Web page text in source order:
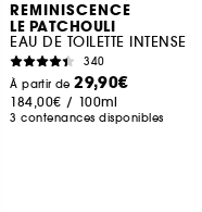
REMINISCENCE
LE PATCHOULI
EAU DE TOILETTE INTENSE
340
À partir de29,90€
184,00€ / 100ml
3 contenances disponibles